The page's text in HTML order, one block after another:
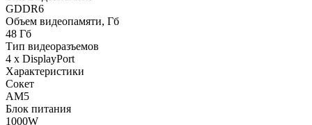
GDDR6
Объем видеопамяти, Гб
48 Гб
Тип видеоразъемов
4 x DisplayPort
Характеристики
Сокет
AM5
Блок питания
1000W